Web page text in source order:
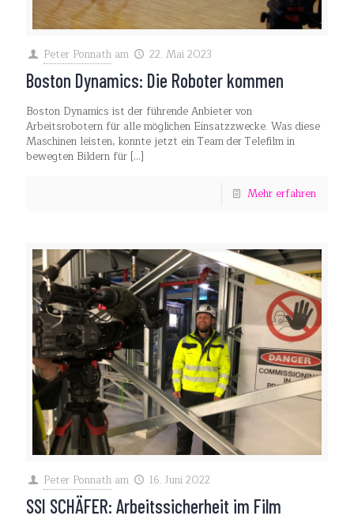
Peter Ponnath am 22. Mai 2023
Boston Dynamics: Die Roboter kommen
Boston Dynamics ist der führende Anbieter von
Arbeitsrobotern für alle möglichen Einsatzzwecke. Was diese
Maschinen leisten, konnte jetzt ein Team der Telefilm in
bewegten Bildern für […]
Mehr erfahren
Peter Ponnath am 16. Juni 2022
SSI SCHÄFER: Arbeitssicherheit im Film